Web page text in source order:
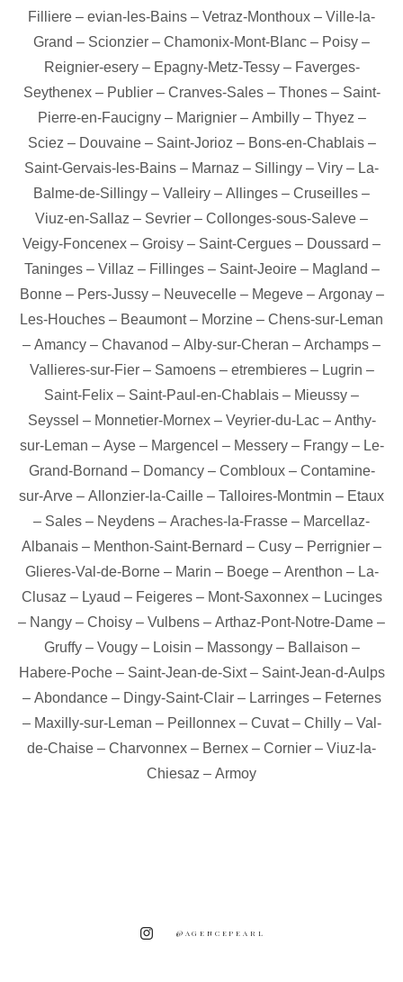
Filliere – evian-les-Bains – Vetraz-Monthoux – Ville-la-
Grand – Scionzier – Chamonix-Mont-Blanc – Poisy –
Reignier-esery– Epagny-Metz-Tessy– Faverges-
Seythenex– Publier– Cranves-Sales– Thones– Saint-
Pierre-en-Faucigny– Marignier– Ambilly– Thyez –
Sciez – Douvaine– Saint-Jorioz – Bons-en-Chablais–
Saint-Gervais-les-Bains – Marnaz – Sillingy – Viry – La-
Balme-de-Sillingy – Valleiry – Allinges – Cruseilles –
Viuz-en-Sallaz – Sevrier – Collonges-sous-Saleve –
Veigy-Foncenex – Groisy – Saint-Cergues – Doussard –
Taninges– Villaz – Fillinges– Saint-Jeoire– Magland –
Bonne– Pers-Jussy– Neuvecelle– Megeve– Argonay–
Les-Houches – Beaumont– Morzine – Chens-sur-Leman
– Amancy – Chavanod – Alby-sur-Cheran – Archamps –
Vallieres-sur-Fier– Samoens– etrembieres– Lugrin –
Saint-Felix – Saint-Paul-en-Chablais – Mieussy –
Seyssel – Monnetier-Mornex– Veyrier-du-Lac– Anthy-
sur-Leman – Ayse– Margencel – Messery– Frangy– Le-
Grand-Bornand – Domancy– Combloux– Contamine-
sur-Arve – Allonzier-la-Caille – Talloires-Montmin – Etaux
– Sales – Neydens – Araches-la-Frasse – Marcellaz-
Albanais – Menthon-Saint-Bernard – Cusy – Perrignier –
Glieres-Val-de-Borne– Marin – Boege– Arenthon – La-
Clusaz – Lyaud – Feigeres– Mont-Saxonnex– Lucinges
– Nangy – Choisy – Vulbens – Arthaz-Pont-Notre-Dame –
Gruffy– Vougy– Loisin – Massongy– Ballaison –
Habere-Poche– Saint-Jean-de-Sixt– Saint-Jean-d-Aulps
– Abondance– Dingy-Saint-Clair– Larringes– Feternes
– Maxilly-sur-Leman – Peillonnex– Cuvat– Chilly– Val-
de-Chaise – Charvonnex – Bernex – Cornier – Viuz-la-
Chiesaz – Armoy
@AGENCEPEARL